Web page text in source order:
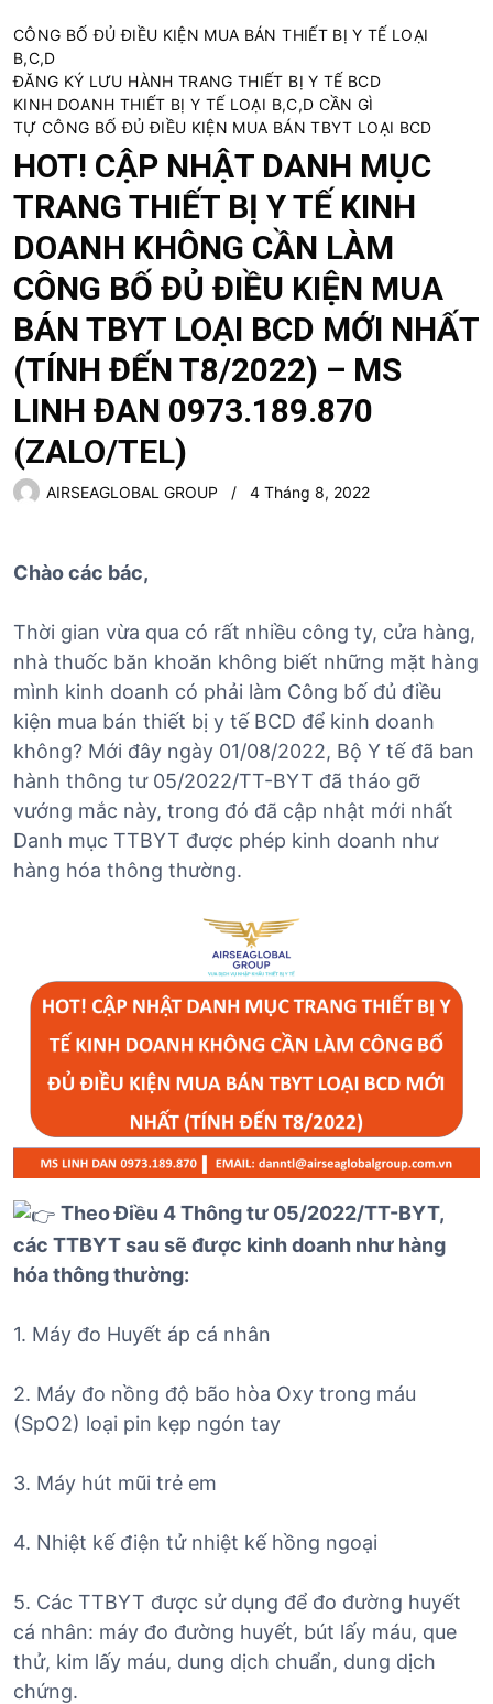
CÔNG BỐ ĐỦ ĐIỀU KIỆN MUA BÁN THIẾT BỊ Y TẾ LOẠI
B,C,D
ĐĂNG KÝ LƯU HÀNH TRANG THIẾT BỊ Y TẾ BCD
KINH DOANH THIẾT BỊ Y TẾ LOẠI B,C,D CẦN GÌ
TỰ CÔNG BỐ ĐỦ ĐIỀU KIỆN MUA BÁN TBYT LOẠI BCD
HOT! CẬP NHẬT DANH MỤC
TRANG THIẾT BỊ Y TẾ KINH
DOANH KHÔNG CẦN LÀM
CÔNG BỐ ĐỦ ĐIỀU KIỆN MUA
BÁN TBYT LOẠI BCD MỚI NHẤT
(TÍNH ĐẾN T8/2022) – MS
LINH ĐAN 0973.189.870
(ZALO/TEL)
AIRSEAGLOBAL GROUP 4 Tháng 8, 2022
Chào các bác,
Thời gian vừa qua có rất nhiều công ty, cửa hàng,
nhà thuốc băn khoăn không biết những mặt hàng
mình kinh doanh có phải làm Công bố đủ điều
kiện mua bán thiết bị y tế BCD để kinh doanh
không? Mới đây ngày 01/08/2022, Bộ Y tế đã ban
hành thông tư 05/2022/TT-BYT đã tháo gỡ
vướng mắc này, trong đó đã cập nhật mới nhất
Danh mục TTBYT được phép kinh doanh như
hàng hóa thông thường.
Theo Điều 4 Thông tư 05/2022/TT-BYT,
các TTBYT sau sẽ được kinh doanh như hàng
hóa thông thường:
1. Máy đo Huyết áp cá nhân
2. Máy đo nồng độ bão hòa Oxy trong máu
(SpO2) loại pin kẹp ngón tay
3. Máy hút mũi trẻ em
4. Nhiệt kế điện tử nhiệt kế hồng ngoại
5. Các TTBYT được sử dụng để đo đường huyết
cá nhân: máy đo đường huyết, bút lấy máu, que
thử, kim lấy máu, dung dịch chuẩn, dung dịch
chứng.